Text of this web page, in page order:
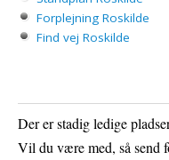
Forplejning Roskilde
Find vej Roskilde
Der er stadig ledige
Vil du være med, så send